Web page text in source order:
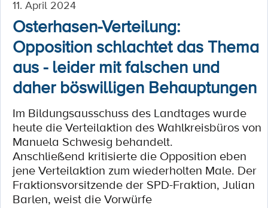
11. April 2024
Osterhasen-Verteilung:
Opposition schlachtet das Thema
aus - leider mit falschen und
daher böswilligen Behauptungen
Im Bildungsausschuss des Landtages wurde
heute die Verteilaktion des Wahlkreisbüros von
Manuela Schwesig behandelt.
Anschließend kritisierte die Opposition eben
jene Verteilaktion zum wiederholten Male. Der
Fraktionsvorsitzende der SPD-Fraktion, Julian
Barlen, weist die Vorwürfe